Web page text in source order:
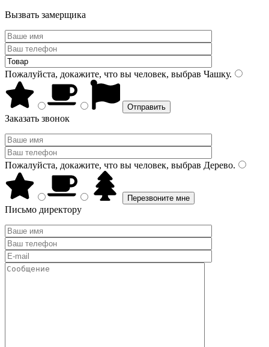
Вызвать замерщика
Пожалуйста, докажите, что вы человек, выбрав Чашку.
Заказать звонок
Пожалуйста, докажите, что вы человек, выбрав Дерево.
Письмо директору